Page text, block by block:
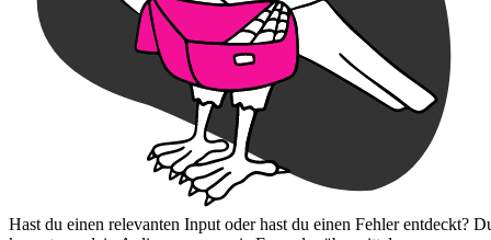
Hast du einen relevanten Input oder hast du einen Fehler entdeckt?